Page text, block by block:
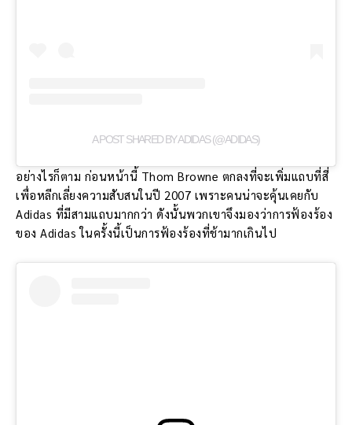
A POST SHARED BY ADIDAS (@ADIDAS)
อย่างไรก็ตาม ก่อนหน้านี้ Thom Browne ตกลงที่จะเพิ่มแถบที่สี่
เพื่อหลีกเลี่ยงความสับสนในปี 2007 เพราะคนน่าจะคุ้นเคยกับ
Adidas ที่มีสามแถบมากกว่า ดังนั้นพวกเขาจึงมองว่าการฟ้องร้อง
ของ Adidas ในครั้งนี้เป็นการฟ้องร้องที่ช้ามากเกินไป